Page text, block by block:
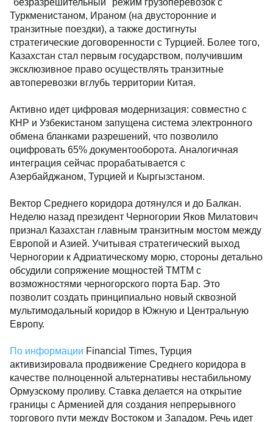
"безразрешительный" режим грузоперевозок с
Туркменистаном, Ираном (на двусторонние и
транзитные поездки), а также достигнуты
стратегические договоренности с Турцией. Более того,
Казахстан стал первым государством, получившим
эксклюзивное право осуществлять транзитные
автоперевозки вглубь территории Китая.
Активно идет цифровая модернизация: совместно с
КНР и Узбекистаном запущена система электронного
обмена бланками разрешений, что позволило
оцифровать 65% документооборота. Аналогичная
интеграция сейчас прорабатывается с
Азербайджаном, Турцией и Кыргызстаном.
Вектор Среднего коридора дотянулся и до Балкан.
Неделю назад президент Черногории Яков Милатович
признал Казахстан главным транзитным мостом между
Европой и Азией. Учитывая стратегический выход
Черногории к Адриатическому морю, стороны детально
обсудили сопряжение мощностей ТМТМ с
возможностями черногорского порта Бар. Это
позволит создать принципиально новый сквозной
мультимодальный коридор в Южную и Центральную
Европу.
По информации Financial Times, Турция
активизировала продвижение Среднего коридора в
качестве полноценной альтернативы нестабильному
Ормузскому проливу. Ставка делается на открытие
границы с Арменией для создания непрерывного
торгового пути между Востоком и Западом. Речь идет